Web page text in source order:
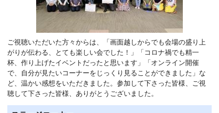
ご視聴いただいた方々からは、「画面越しからでも会場の盛り上
がりが伝わる、とても楽しい会でした！」「コロナ禍でも精一
杯、作り上げたイベントだったと思います」「オンライン開催
で、自分が見たいコーナーをじっくり見ることができました」な
ど、温かい感想をいただきました。参加して下さった皆様、ご視
聴して下さった皆様、ありがとうございました。